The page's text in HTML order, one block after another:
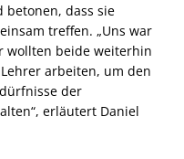
betonen, dass sie
treffen. „Uns war
wollten beide weiterhin
arbeiten, um den
der
erläutert Daniel